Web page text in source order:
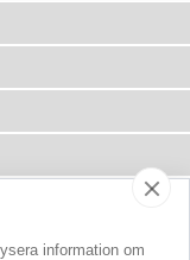
information om